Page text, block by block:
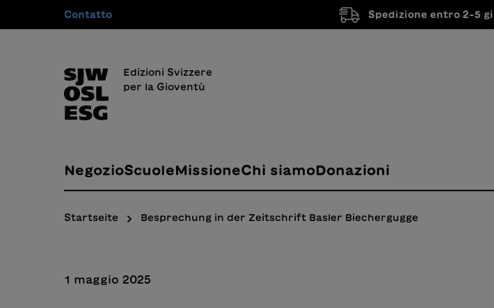
Passa alla navigazione principale
Contatto Spedizione entro 2-5
Edizioni Svizzere
per la Gioventù
NegozioScuoleMissioneChi siamoDonazioni
Startseite Besprechung in der Zeitschrift Basler Biechergugge
1 maggio 2025